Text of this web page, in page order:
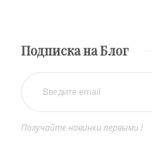
Подписка на Блог
Получайте новинки первыми !